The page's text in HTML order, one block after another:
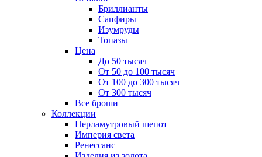
Бриллианты
Сапфиры
Изумруды
Топазы
Цена
До 50 тысяч
От 50 до 100 тысяч
От 100 до 300 тысяч
От 300 тысяч
Все броши
Коллекции
Перламутровый шепот
Империя света
Ренессанс